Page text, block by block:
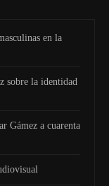
en la
sobre la identidad
Gámez a cuarenta